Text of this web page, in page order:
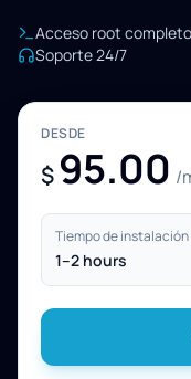
Acceso root completo
Soporte 24/7
DESDE
$ 95.00 /
Tiempo de instalación
1–2 hours